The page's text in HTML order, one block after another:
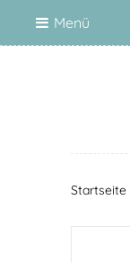
Menü
Startseite